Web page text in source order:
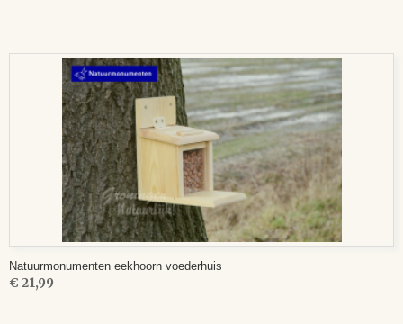
Natuurmonumenten eekhoorn voederhuis
€ 21,99